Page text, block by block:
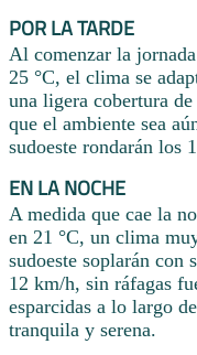
POR LA TARDE
Al comenzar la
25 °C, el clima se
una ligera cobertura
que el ambiente sea
sudoeste rondarán los
EN LA NOCHE
A medida que cae la
en 21 °C, un clima
sudoeste soplarán con
12 km/h, sin ráfagas
esparcidas a lo largo
tranquila y serena.